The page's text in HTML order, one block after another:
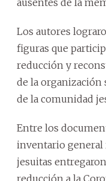
ausentes de la
Los autores
figuras que
reducción y
de la organización
de la comunidad
Entre los
inventario general
jesuitas